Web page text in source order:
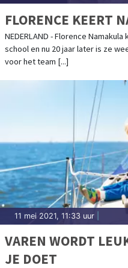
FLORENCE KEERT
NEDERLAND - Florence
school en nu 20 jaar later is ze
voor het team [...]
11 mei 2021, 11:33 uur
VAREN WORDT
JE DOET